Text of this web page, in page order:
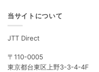
当サイトについて
JTT Direct
〒110-0005
東京都台東区上野3-3-4-4F